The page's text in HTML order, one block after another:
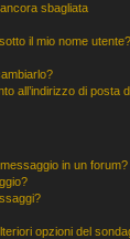
sbagliata
il mio nome utente?
all’indirizzo di posta
in un forum?
opzioni del